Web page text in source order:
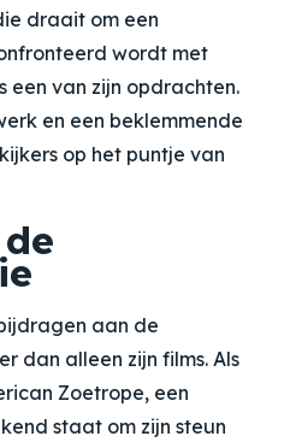
draait om een
wordt met
een van zijn opdrachten.
en een beklemmende
op het puntje van
aan de
dan alleen zijn films. Als
Zoetrope, een
staat om zijn steun